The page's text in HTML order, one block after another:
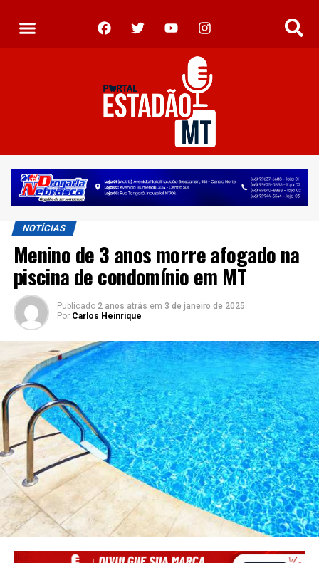
NOTÍCIAS
Menino de 3 anos morre afogado na
piscina de condomínio em MT
Publicado 2 anos atrás em 3 de janeiro de 2025
Por Carlos Heinrique